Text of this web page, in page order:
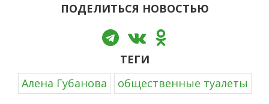
ПОДЕЛИТЬСЯ НОВОСТЬЮ
ТЕГИ
Алена Губанова
общественные туалеты